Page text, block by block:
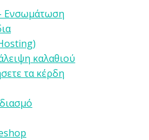
Ενσωμάτωση
καλαθιού
τα κέρδη